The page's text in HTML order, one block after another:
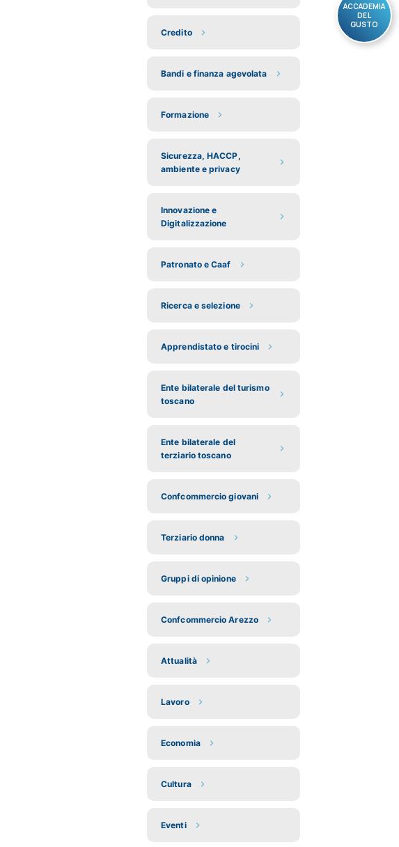
ACCADEMIA
DEL
GUSTO
Credito
Bandi e finanza agevolata
Formazione
Sicurezza, HACCP,
ambiente e privacy
Innovazione e
Digitalizzazione
Patronato e Caaf
Ricerca e selezione
Apprendistato e tirocini
Ente bilaterale del turismo
toscano
Ente bilaterale del
terziario toscano
Confcommercio giovani
Terziario donna
Gruppi di opinione
Confcommercio Arezzo
Attualità
Lavoro
Economia
Cultura
Eventi